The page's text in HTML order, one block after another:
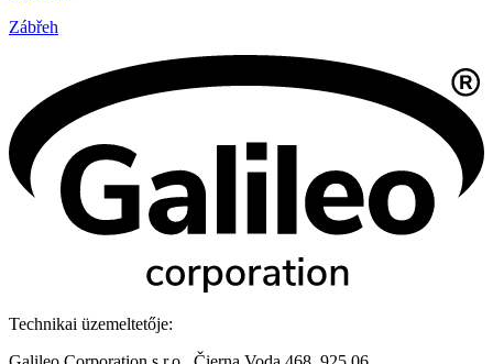
Zábřeh
Technikai üzemeltetője: